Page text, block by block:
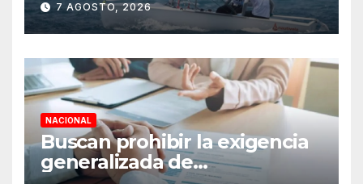
7 AGOSTO, 2026
NACIONAL
Buscan prohibir la exigencia
generalizada de